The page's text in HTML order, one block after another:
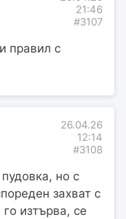
21:46
#3107
правил с
26.04.26
12:14
#3108
но с
захват с
изтърва, се